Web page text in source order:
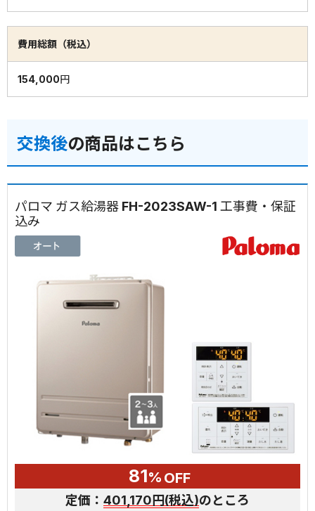
費用総額（税込）
154,000円
交換後の商品はこちら
パロマ ガス給湯器 FH-2023SAW-1 工事費・保証
込み
81% OFF
定価： 401,170円(税込)のところ